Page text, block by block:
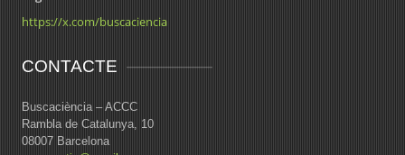
https://x.com/buscaciencia
CONTACTE
Buscaciència – ACCC
Rambla de Catalunya, 10
08007 Barcelona